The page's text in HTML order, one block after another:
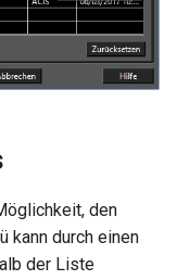
den
kann durch einen
der Liste